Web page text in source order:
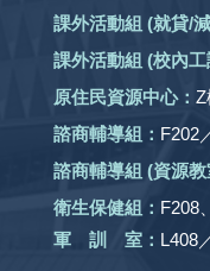
課外活動組 (就貸/
課外活動組 (校內
原住民資源中心： Z
諮商輔導組： F202
諮商輔導組 (資源教
衛生保健組： F208
軍 訓 室： L408